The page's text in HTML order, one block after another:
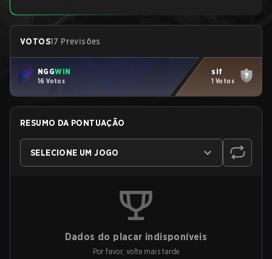
VOTOS17 Previsões
NGGWIN
16 Votos
sif
1 Votos
RESUMO DA PONTUAÇÃO
SELECIONE UM JOGO
Dados do placar indisponíveis
Por favor, volte mais tarde